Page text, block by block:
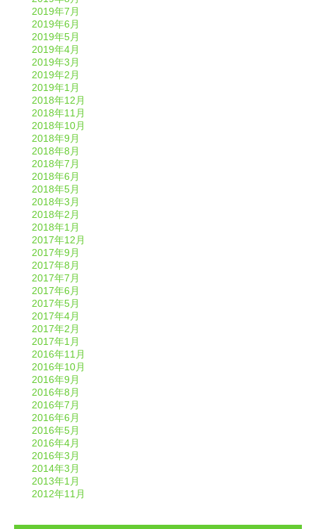
2019年7月
2019年6月
2019年5月
2019年4月
2019年3月
2019年2月
2019年1月
2018年12月
2018年11月
2018年10月
2018年9月
2018年8月
2018年7月
2018年6月
2018年5月
2018年3月
2018年2月
2018年1月
2017年12月
2017年9月
2017年8月
2017年7月
2017年6月
2017年5月
2017年4月
2017年2月
2017年1月
2016年11月
2016年10月
2016年9月
2016年8月
2016年7月
2016年6月
2016年5月
2016年4月
2016年3月
2014年3月
2013年1月
2012年11月